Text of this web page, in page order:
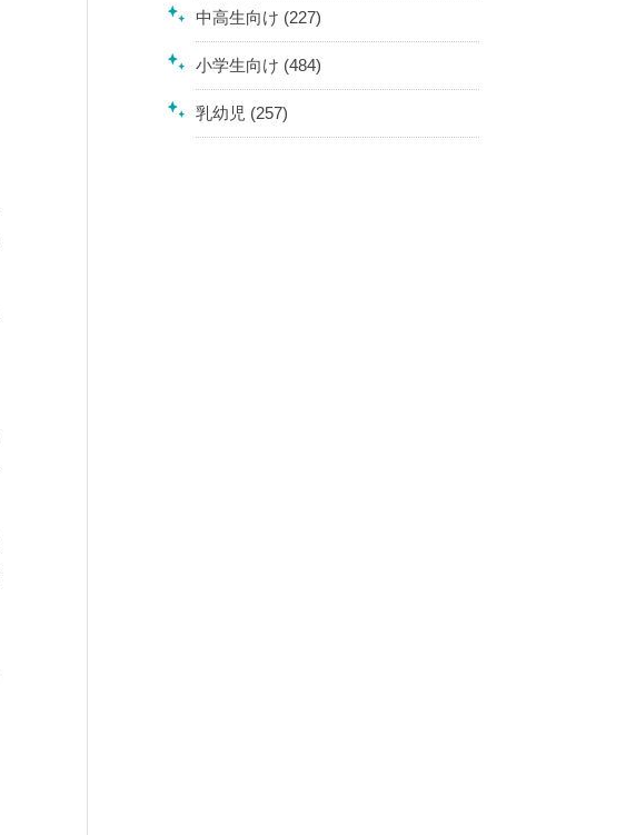
中高生向け (227)
小学生向け (484)
乳幼児 (257)